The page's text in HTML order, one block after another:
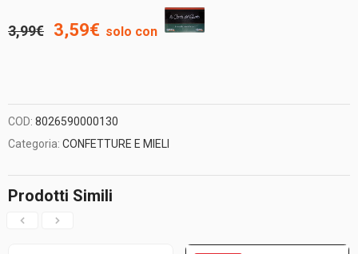
3,99€
Il
originale
era:
3,99€.
3,59€ Il
attuale
è:
3,59€.
solo con
COD: 8026590000130
Categoria: CONFETTURE E MIELI
Prodotti Simili